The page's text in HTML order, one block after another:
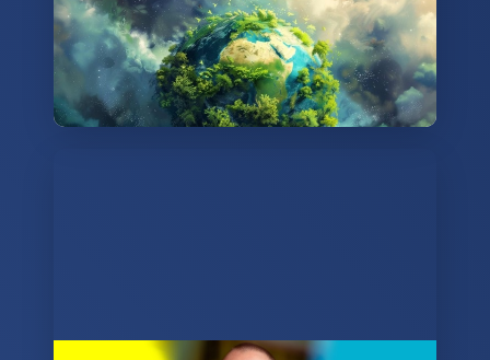
🌍 Nature Ambience Radio 🎶
Tauche ein in faszinierende Naturklänge und
beruhigende Musik mit Terra.fm.